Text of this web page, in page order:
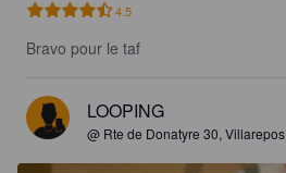
4.5
Bravo pour le taf
LOOPING
@ Rte de Donatyre 30, Villarepos